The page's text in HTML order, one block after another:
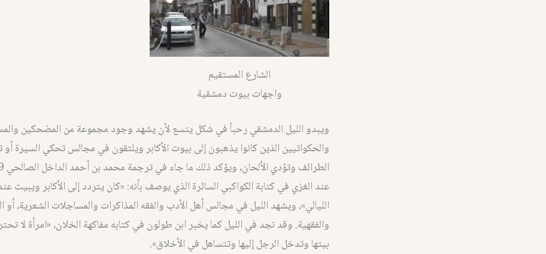
الشارع المستقيم
واجهات بيوت دمشقية
ويبدو الليل الدمشقي رحباً في شكل يتسع لأن يشهد وجود مجموعة من المضحكين
والحكواتيين الذين كانوا يذهبون إلى بيوت الأكابر ويلتقون في مجالس تحكي السيرة أو
عند الغزي في كتابة الكواكبي السائرة الذي يوصف بأنه: «كان يتردد إلى الأكابر ويبيت
الليالي»، ويشهد الليل في مجالس أهل الأدب والفقه المذاكرات والمساجلات الشعرية، أو
والفقهية. وقد نجد في الليل كما يخبر ابن طولون في كتابه مفاكهة الخلان، «امرأة لا
بيتها وتدخل الرجل إليها وتتساهل في الأخلاق».